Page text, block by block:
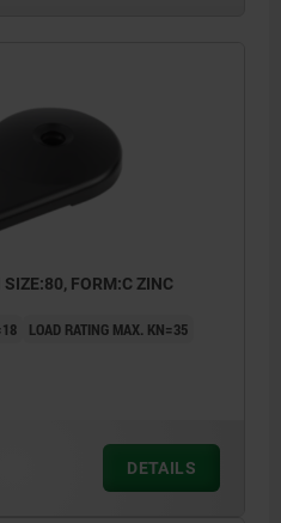
FORM:C ZINC
LOAD RATING MAX. KN=35
DETAILS